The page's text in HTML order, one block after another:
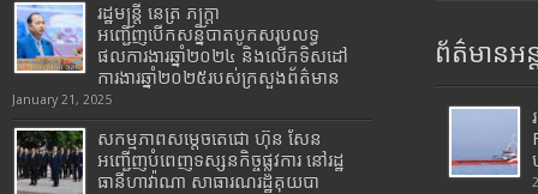
រដ្ឋមន្រ្តី​ នេត្រ​ ភក្ត្រា​
អញ្ជើញបើកសន្និបាតបូកសរុបលទ្ធ
ផលការងារឆ្នាំ២០២៤ និងលើកទិសដៅ
ការងារឆ្នាំ២០២៥របស់​ក្រសួង​ព័ត៌មាន​
January 21, 2025
សកម្មភាពសម្តេចតេជោ ហ៊ុន សែន
អញ្ជើញបំពេញទស្សនកិច្ចផ្លូវការ នៅរដ្ឋ
ធានីហាវ៉ាណា សាធារណរដ្ឋគុយបា
ព័ត៌មានអន្